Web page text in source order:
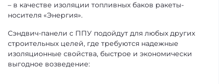
– в качестве изоляции топливных баков ракеты-
носителя «Энергия».
Cэндвич-панели с ППУ подойдут для любых других
строительных целей, где требуются надежные
изоляционные свойства, быстрое и экономически
выгодное возведение: